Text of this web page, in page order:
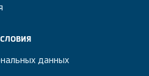
данных